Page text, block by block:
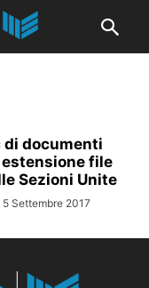
di documenti
file
Sezioni Unite
5 Settembre 2017